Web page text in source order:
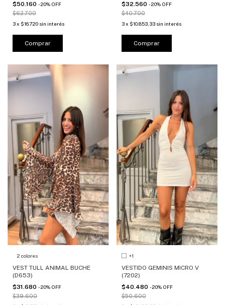
$50.160 -20% OFF
$62.700
3x $16.720 sin interés
Comprar
$32.560 -20% OFF
$40.700
3 x $10.853,33 sin interés
Comprar
2 colores
VEST TULL ANIMAL BUCHE
(D653)
$31.680 -20% OFF
$39.600
+1
VESTIDO GEMINIS MICRO V
(7202)
$40.480 -20% OFF
$50.600